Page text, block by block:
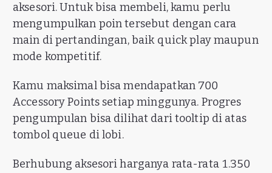
aksesori. Untuk bisa membeli, kamu perlu
mengumpulkan poin tersebut dengan cara
main di pertandingan, baik quick play maupun
mode kompetitif.
Kamu maksimal bisa mendapatkan 700
Accessory Points setiap minggunya. Progres
pengumpulan bisa dilihat dari tooltip di atas
tombol queue di lobi.
Berhubung aksesori harganya rata-rata 1.350